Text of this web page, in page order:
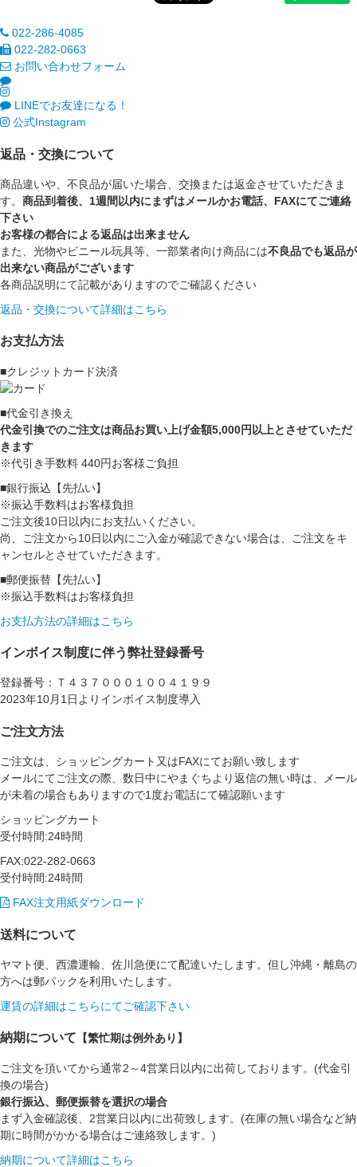
022-286-4085
022-282-0663
お問い合わせフォーム
LINEでお友達になる！
公式Instagram
返品・交換について
商品違いや、不良品が届いた場合、交換または返金させていただきま
す。 商品到着後、1週間以内にまずはメールかお電話、FAXにてご連絡
下さい
お客様の都合による返品は出来ません
また、光物やビニール玩具等、一部業者向け商品には不良品でも返品が
出来ない商品がございます
各商品説明にて記載がありますのでご確認ください
返品・交換について詳細はこちら
お支払方法
■クレジットカード決済
■代金引き換え
代金引換でのご注文は商品お買い上げ金額5,000円以上とさせていただ
きます
※代引き手数料 440円お客様ご負担
■銀行振込【先払い】
※振込手数料はお客様負担
ご注文後10日以内にお支払いください。
尚、ご注文から10日以内にご入金が確認できない場合は、ご注文をキ
ャンセルとさせていただきます。
■郵便振替【先払い】
※振込手数料はお客様負担
お支払方法の詳細はこちら
インボイス制度に伴う弊社登録番号
登録番号：Ｔ４３７０００１００４１９９
2023年10月1日よりインボイス制度導入
ご注文方法
ご注文は、ショッピングカート又はFAXにてお願い致します
メールにてご注文の際、数日中にやまぐちより返信の無い時は、メール
が未着の場合もありますので1度お電話にて確認願います
ショッピングカート
受付時間:24時間
FAX:022-282-0663
受付時間:24時間
FAX注文用紙ダウンロード
送料について
ヤマト便、西濃運輸、佐川急便にて配達いたします。但し沖縄・離島の
方へは郵パックを利用いたします。
運賃の詳細はこちらにてご確認下さい
納期について 【繁忙期は例外あり】
ご注文を頂いてから通常2～4営業日以内に出荷しております。(代金引
換の場合)
銀行振込、郵便振替を選択の場合
まず入金確認後、2営業日以内に出荷致します。(在庫の無い場合など納
期に時間がかかる場合はご連絡致します。)
納期について詳細はこちら